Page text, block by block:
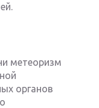
метеоризм
органов